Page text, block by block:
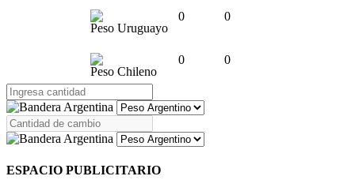
Peso Uruguayo
0 0
Peso Chileno
0 0
ESPACIO PUBLICITARIO